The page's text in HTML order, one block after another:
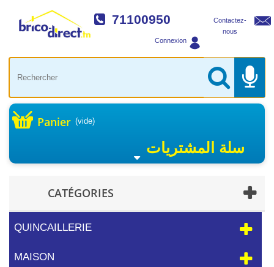
Contactez-
nous
71100950
Connexion
Panier (vide)
سلة المشتريات
CATÉGORIES
QUINCAILLERIE
MAISON